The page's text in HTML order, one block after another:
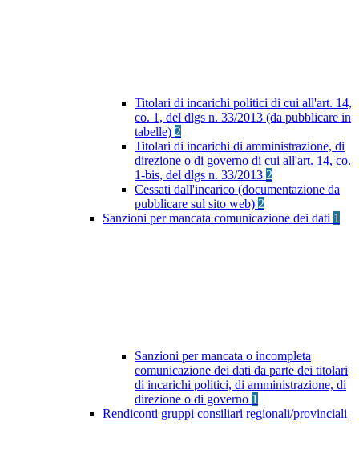
Titolari di incarichi politici di cui all'art. 14,
co. 1, del dlgs n. 33/2013 (da pubblicare in
tabelle) 2
Titolari di incarichi di amministrazione, di
direzione o di governo di cui all'art. 14, co.
1-bis, del dlgs n. 33/2013 2
Cessati dall'incarico (documentazione da
pubblicare sul sito web) 2
Sanzioni per mancata comunicazione dei dati 1
Sanzioni per mancata o incompleta
comunicazione dei dati da parte dei titolari
di incarichi politici, di amministrazione, di
direzione o di governo 1
Rendiconti gruppi consiliari regionali/provinciali